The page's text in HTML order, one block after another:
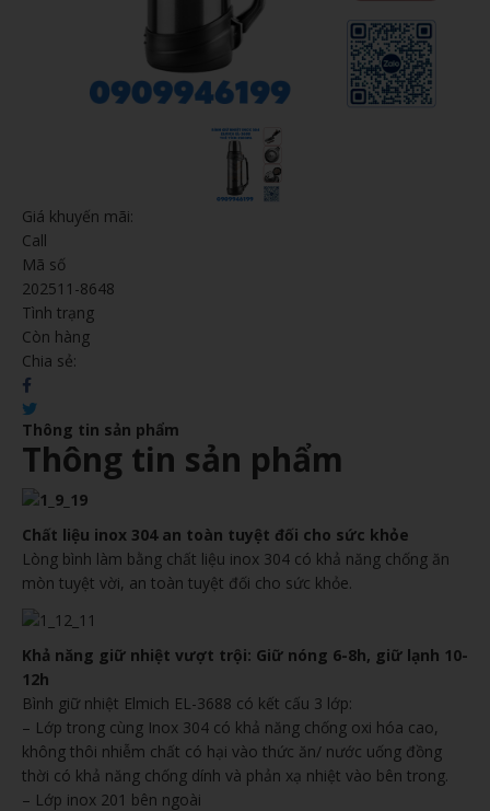
Giá khuyến mãi:
Call
Mã số
202511-8648
Tình trạng
Còn hàng
Chia sẻ:
Thông tin sản phẩm
Thông tin sản phẩm
Chất liệu inox 304 an toàn tuyệt đối cho sức khỏe
Lòng bình làm bằng chất liệu inox 304 có khả năng chống ăn
mòn tuyệt vời, an toàn tuyệt đối cho sức khỏe.
Khả năng giữ nhiệt vượt trội: Giữ nóng 6-8h, giữ lạnh 10-
12h
Bình giữ nhiệt Elmich EL-3688 có kết cấu 3 lớp:
– Lớp trong cùng Inox 304 có khả năng chống oxi hóa cao,
không thôi nhiễm chất có hại vào thức ăn/ nước uống đồng
thời có khả năng chống dính và phản xạ nhiệt vào bên trong.
– Lớp inox 201 bên ngoài